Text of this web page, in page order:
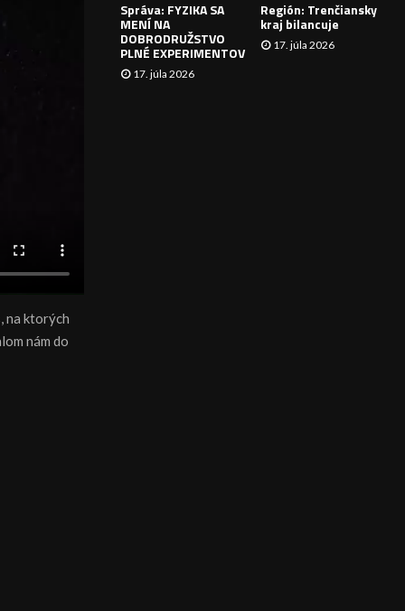
na ktorých
nám do
I
Správa: FYZIKA SA
MENÍ NA
DOBRODRUŽSTVO
PLNÉ EXPERIMENTOV
17. júla 2026
Región: Trenčiansky
kraj bilancuje
17. júla 2026